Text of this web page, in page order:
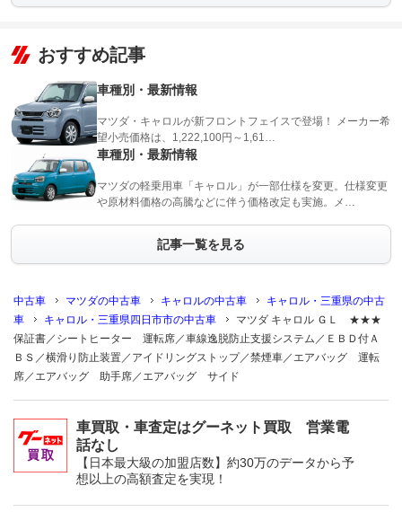
おすすめ記事
車種別・最新情報
マツダ・キャロルが新フロントフェイスで登場！ メーカー希
望小売価格は、1,222,100円～1,61…
車種別・最新情報
マツダの軽乗用車「キャロル」が一部仕様を変更。仕様変更
や原材料価格の高騰などに伴う価格改定も実施。メ…
記事一覧を見る
中古車 マツダの中古車 キャロルの中古車
キャロル・三重県の中古
車
キャロル・三重県四日市市の中古車
マツダ キャロル ＧＬ ★★★
保証書／シートヒーター 運転席／車線逸脱防止支援システム／ＥＢＤ付Ａ
ＢＳ／横滑り防止装置／アイドリングストップ／禁煙車／エアバッグ 運転
席／エアバッグ 助手席／エアバッグ サイド
車買取・車査定はグーネット買取 営業電
話なし
【日本最大級の加盟店数】約30万のデータから予
想以上の高額査定を実現！